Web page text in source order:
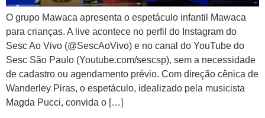
O grupo Mawaca apresenta o espetáculo infantil Mawaca
para crianças. A live acontece no perfil do Instagram do
Sesc Ao Vivo (@SescAoVivo) e no canal do YouTube do
Sesc São Paulo (Youtube.com/sescsp), sem a necessidade
de cadastro ou agendamento prévio. Com direção cênica de
Wanderley Piras, o espetáculo, idealizado pela musicista
Magda Pucci, convida o […]